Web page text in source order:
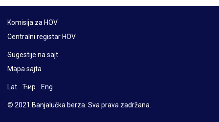
Komisija za HOV
Centralni registar HOV
Sugestije na sajt
Mapa sajta
Lat Ћир Eng
© 2021 Banjalučka berza. Sva prava zadržana.